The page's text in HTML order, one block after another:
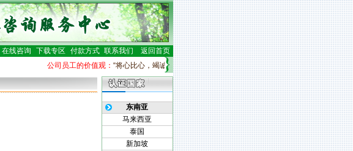
在线咨询 下载专区 付款方式 联系我们
返回首页
公司员工的价值观：“将心比心，竭诚为顾客服务”。公司员工行动纲领：·绝不让利益中心产生的
东南亚
马来西亚
泰国
新加坡